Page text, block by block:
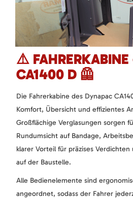
⚠️
CA1400 D 🦺
Die Fahrerkabine des Dynapac
Komfort, Übersicht und effizientes
Großflächige Verglasungen sorgen
Rundumsicht auf Bandage,
klarer Vorteil für präzises
auf der Baustelle.
Alle Bedienelemente sind
angeordnet, sodass der Fahrer